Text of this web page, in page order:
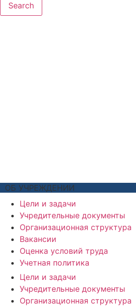
Search
ОБ УЧРЕЖДЕНИИ
Цели и задачи
Учредительные документы
Организационная структура
Вакансии
Оценка условий труда
Учетная политика
Цели и задачи
Учредительные документы
Организационная структура